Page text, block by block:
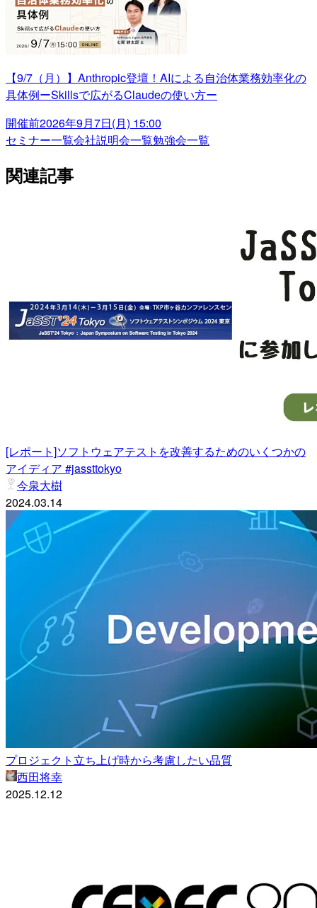
【9/7（月）】Anthropic登壇！AIによる自治体業務効率化の
具体例ーSkillsで広がるClaudeの使い方ー
開催前2026年9月7日(月) 15:00
セミナー一覧会社説明会一覧勉強会一覧
関連記事
[レポート]ソフトウェアテストを改善するためのいくつかの
アイディア #jassttokyo
今泉大樹
2024.03.14
プロジェクト立ち上げ時から考慮したい品質
西田将幸
2025.12.12